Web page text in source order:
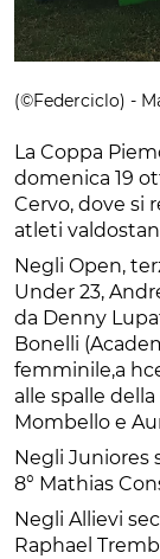
(©Federciclo) -
La Coppa
domenica 19
Cervo, dove si
atleti
Negli Open,
Under 23,
da Denny
Bonelli
femminile,a
alle spalle
Mombello e
Negli Juniores
8° Mathias
Negli Allievi
Raphael